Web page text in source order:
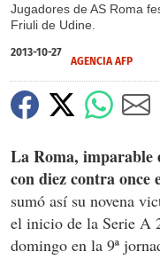
Jugadores de AS Roma
Friuli de Udine.
2013-10-27
AGENCIA AFP
La Roma, imparable
con diez contra once
sumó así su novena
el inicio de la Serie A
domingo en la 9ª